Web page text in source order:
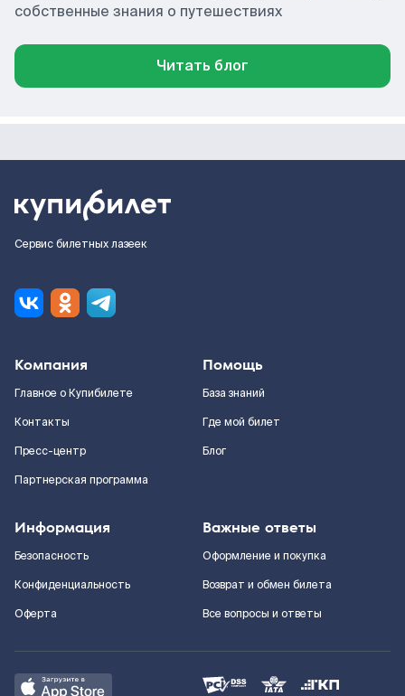
собственные знания о путешествиях
Читать блог
Сервис билетных лазеек
Компания
Главное о Купибилете
Контакты
Пресс-центр
Партнерская программа
Помощь
База знаний
Где мой билет
Блог
Информация
Безопасность
Конфиденциальность
Оферта
Важные ответы
Оформление и покупка
Возврат и обмен билета
Все вопросы и ответы